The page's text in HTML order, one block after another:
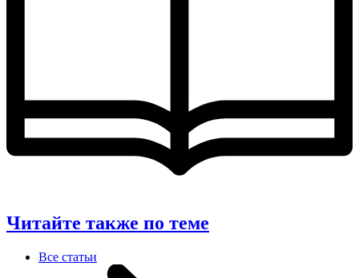
Читайте также по теме
Все статьи